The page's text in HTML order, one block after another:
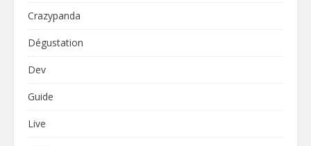
Crazypanda
Dégustation
Dev
Guide
Live